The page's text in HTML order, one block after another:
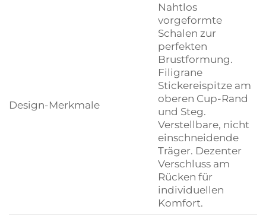
Design-Merkmale
Nahtlos
vorgeformte
Schalen zur
perfekten
Brustformung.
Filigrane
Stickereispitze am
oberen Cup-Rand
und Steg.
Verstellbare, nicht
einschneidende
Träger. Dezenter
Verschluss am
Rücken für
individuellen
Komfort.